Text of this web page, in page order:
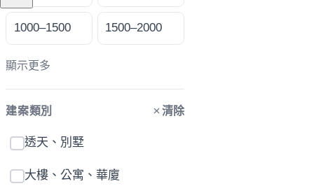
1000–1500 1500–2000
顯示更多
建案類別 清除
透天、別墅
大樓、公寓、華廈